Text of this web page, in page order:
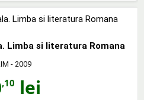
Limba si literatura Romana
- 2009
,10 lei